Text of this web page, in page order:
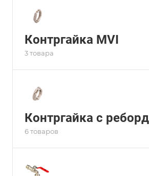
Контргайка MVI
3 товара
Контргайка с
6 товаров